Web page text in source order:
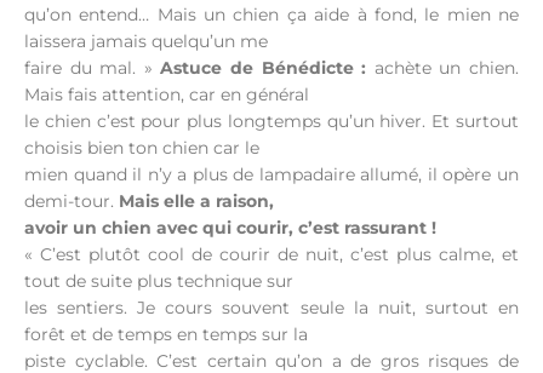
qu’on entend… Mais un chien ça aide à fond, le mien ne
laissera jamais quelqu’un me
faire du mal. »Astuce de Bénédicte : achète un chien.
Mais fais attention, car en général
le chien c’est pour plus longtemps qu’un hiver. Et surtout
choisis bien ton chien car le
mien quand il n’y a plus de lampadaire allumé, il opère un
demi-tour. Mais elle a raison,
avoir un chien avec qui courir, c’est rassurant !
« C’est plutôt cool de courir de nuit, c’est plus calme, et
tout de suite plus technique sur
les sentiers. Je cours souvent seule la nuit, surtout en
forêt et de temps en temps sur la
piste cyclable. C’est certain qu’on a de gros risques de